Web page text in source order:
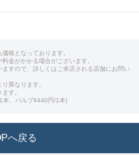
格となっております。
金がかかる場合がございます。
すので、詳しくはご来店される店舗にお問い
異なります。
す。
、バルブ¥440円/1本)
へ戻る